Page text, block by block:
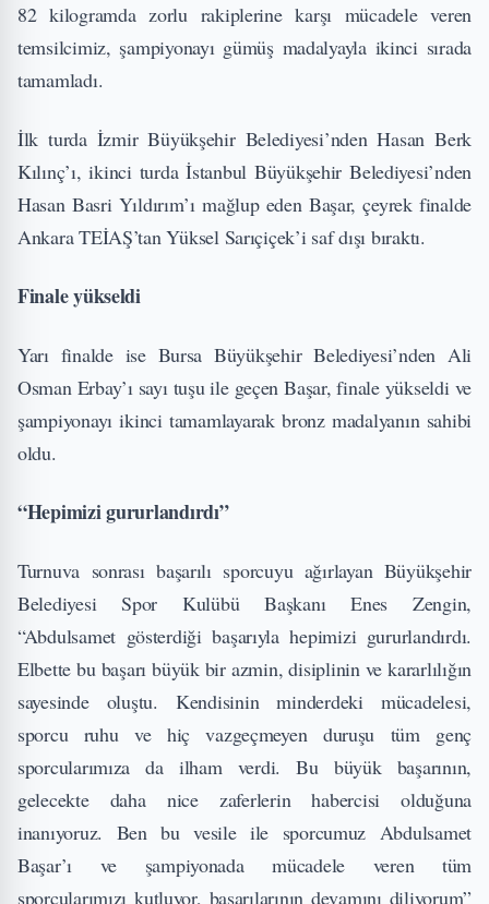
82 kilogramda zorlu rakiplerine karşı mücadele veren
temsilcimiz, şampiyonayı gümüş madalyayla ikinci sırada
tamamladı.
İlk turda İzmir Büyükşehir Belediyesi’nden Hasan Berk
Kılınç’ı, ikinci turda İstanbul Büyükşehir Belediyesi’nden
Hasan Basri Yıldırım’ı mağlup eden Başar, çeyrek finalde
Ankara TEİAŞ’tan Yüksel Sarıçiçek’i saf dışı bıraktı.
Finale yükseldi
Yarı finalde ise Bursa Büyükşehir Belediyesi’nden Ali
Osman Erbay’ı sayı tuşu ile geçen Başar, finale yükseldi ve
şampiyonayı ikinci tamamlayarak bronz madalyanın sahibi
oldu.
“Hepimizi gururlandırdı”
Turnuva sonrası başarılı sporcuyu ağırlayan Büyükşehir
Belediyesi Spor Kulübü Başkanı Enes Zengin,
“Abdulsamet gösterdiği başarıyla hepimizi gururlandırdı.
Elbette bu başarı büyük bir azmin, disiplinin ve kararlılığın
sayesinde oluştu. Kendisinin minderdeki mücadelesi,
sporcu ruhu ve hiç vazgeçmeyen duruşu tüm genç
sporcularımıza da ilham verdi. Bu büyük başarının,
gelecekte daha nice zaferlerin habercisi olduğuna
inanıyoruz. Ben bu vesile ile sporcumuz Abdulsamet
Başar’ı ve şampiyonada mücadele veren tüm
sporcularımızı kutluyor, başarılarının devamını diliyorum”